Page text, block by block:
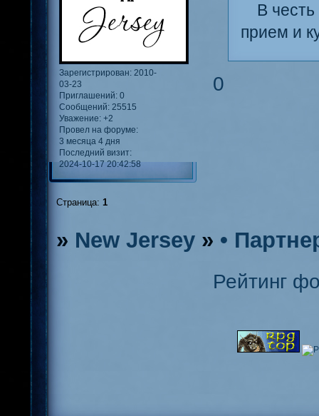
Зарегистрирован: 2010-
03-23
Приглашений: 0
Сообщений: 25515
Уважение: +2
Провел на форуме:
3 месяца 4 дня
Последний визит:
2024-10-17 20:42:58
В
прием и
0
Страница: 1
» New Jersey » •
Рейтинг